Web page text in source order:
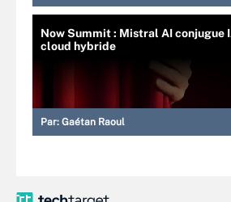
Now Summit : Mistral AI conjugue
cloud hybride
Par: Gaétan Raoul